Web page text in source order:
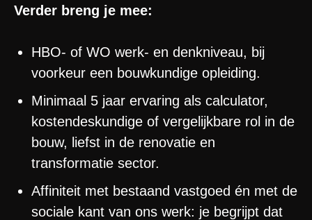
Verder breng je mee:
HBO- of WO werk- en denkniveau, bij
voorkeur een bouwkundige opleiding.
Minimaal 5 jaar ervaring als calculator,
kostendeskundige of vergelijkbare rol in de
bouw, liefst in de renovatie en
transformatie sector.
Affiniteit met bestaand vastgoed én met de
sociale kant van ons werk: je begrijpt dat